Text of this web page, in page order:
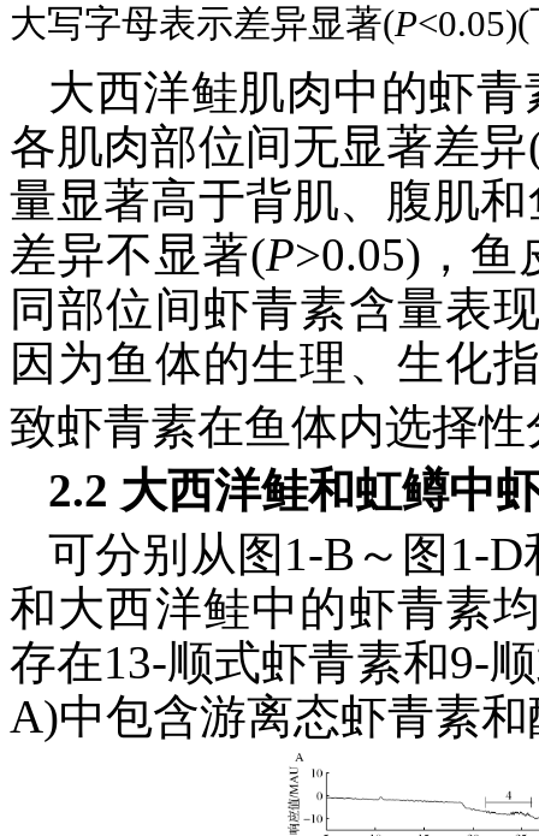
大写字母表示差异显著(P
大西洋鲑肌肉中的虾
各肌肉部位间无显著差异
量显著高于背肌、腹肌
差异不显著(P>0.05)，
同部位间虾青素含量表
因为鱼体的生理、生化
致虾青素在鱼体内选择性
2.2 大西洋鲑和虹鳟中
可分别从图1-B～图1-
和大西洋鲑中的虾青素
存在13-顺式虾青素和9-
A)中包含游离态虾青素